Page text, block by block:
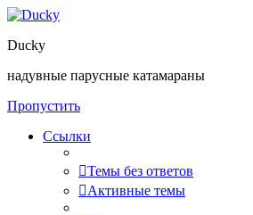
Ducky
надувные парусные катамараны
Пропустить
Ссылки
Темы без ответов
Активные темы